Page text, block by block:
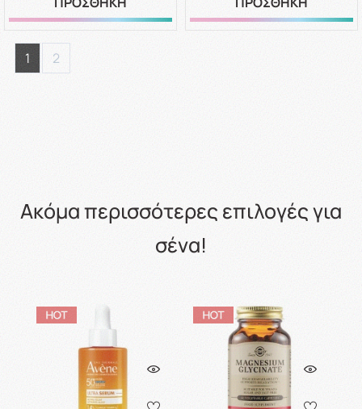
1 2
Ακόμα περισσότερες επιλογές για
σένα!